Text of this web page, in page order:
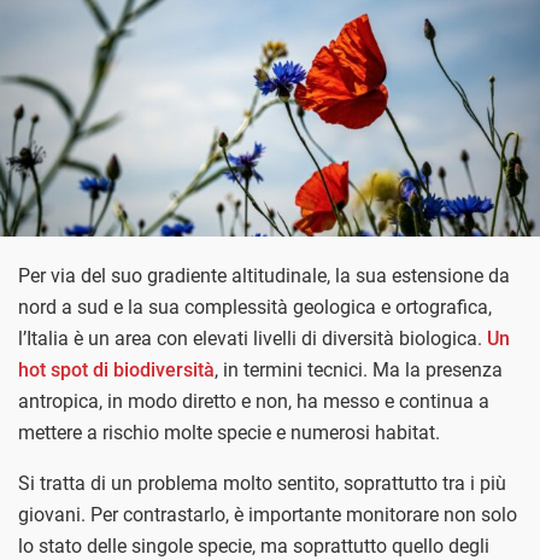
Per via del suo gradiente altitudinale, la sua estensione da
nord a sud e la sua complessità geologica e ortografica,
l’Italia è un area con elevati livelli di diversità biologica. Un
hot spot di biodiversità, in termini tecnici. Ma la presenza
antropica, in modo diretto e non, ha messo e continua a
mettere a rischio molte specie e numerosi habitat.
Si tratta di un problema molto sentito, soprattutto tra i più
giovani. Per contrastarlo, è importante monitorare non solo
lo stato delle singole specie, ma soprattutto quello degli